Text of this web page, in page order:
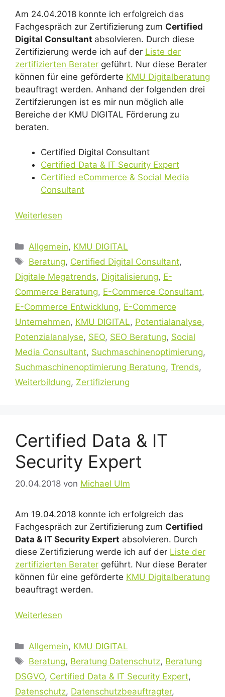
Am 24.04.2018 konnte ich erfolgreich das
Fachgespräch zur Zertifizierung zum Certified
Digital Consultant absolvieren. Durch diese
Zertifizierung werde ich auf der Liste der
zertifizierten Berater geführt. Nur diese Berater
können für eine geförderte KMU Digitalberatung
beauftragt werden. Anhand der folgenden drei
Zertifzierungen ist es mir nun möglich alle
Bereiche der KMU DIGITAL Förderung zu
beraten.
Certified Digital Consultant
Certified Data & IT Security Expert
Certified eCommerce & Social Media
Consultant
Weiterlesen
Kategorien
Allgemein, KMU DIGITAL
Schlagwörter
Beratung, Certified Digital Consultant,
Digitale Megatrends, Digitalisierung, E-
Commerce Beratung, E-Commerce Consultant,
E-Commerce Entwicklung, E-Commerce
Unternehmen, KMU DIGITAL, Potentialanalyse,
Potenzialanalyse, SEO, SEO Beratung, Social
Media Consultant, Suchmaschinenoptimierung,
Suchmaschinenoptimierung Beratung, Trends,
Weiterbildung, Zertifizierung
Certified Data & IT
Security Expert
20.04.2018 von Michael Ulm
Am 19.04.2018 konnte ich erfolgreich das
Fachgespräch zur Zertifizierung zum Certified
Data & IT Security Expert absolvieren. Durch
diese Zertifizierung werde ich auf der Liste der
zertifizierten Berater geführt. Nur diese Berater
können für eine geförderte KMU Digitalberatung
beauftragt werden.
Weiterlesen
Kategorien
Allgemein, KMU DIGITAL
Schlagwörter
Beratung, Beratung Datenschutz, Beratung
DSGVO, Certified Data & IT Security Expert,
Datenschutz, Datenschutzbeauftragter,